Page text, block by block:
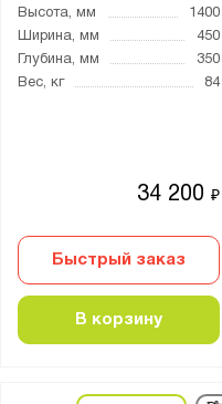
Высота, мм
1400
Ширина, мм
450
Глубина, мм
350
Вес, кг
84
34 200₽
Быстрый заказ
В корзину
Серия:
ARSENAL
BM
Banker
Bastion